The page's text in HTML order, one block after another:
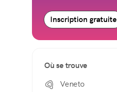
Inscription gratuite
Où se trouve
Veneto